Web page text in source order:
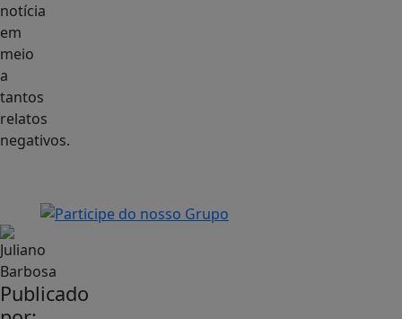
notícia
em
meio
a
tantos
relatos
negativos.
Publicado